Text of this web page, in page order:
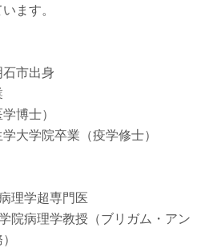
ます。
石市出身
博士）
大学院卒業（疫学修士）
理学超専門医
院病理学教授（ブリガム・アン